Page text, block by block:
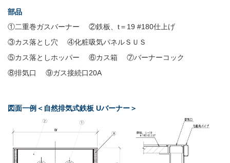
部品
①二重巻ガスバーナー
②鉄板、t＝19 #180仕上げ
③カス落とし穴
④化粧吸気パネルＳＵＳ
⑤カス落としホッパー
⑥カス箱
⑦バーナーコック
⑧排気口
⑨ガス接続口20A
図面一例＜自然排気式鉄板 Uバーナー＞